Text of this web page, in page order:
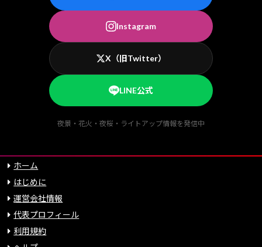
Instagram
X（旧Twitter）
LINE公式
夜景・花火・夜桜・ライトアップ情報を発信中
ホーム
はじめに
運営会社情報
代表プロフィール
利用規約